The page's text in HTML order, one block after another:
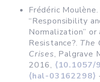
Frédéric
“Responsibility
Normalization”
Resistance?. The
Crises, Palgrave
2016,
⟨hal-03162298⟩